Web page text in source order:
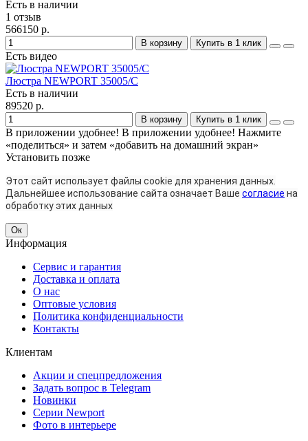
Есть в наличии
1 отзыв
566150 р.
В корзину Купить в 1 клик
Есть видео
Люстра NEWPORT 35005/C
Есть в наличии
89520 р.
В корзину Купить в 1 клик
В приложении удобнее! В приложении удобнее! Нажмите
«поделиться» и затем «добавить на домашний экран»
Установить позже
Этот сайт использует файлы cookie для хранения данных.
Дальнейшее использование сайта означает Ваше согласие на
обработку этих данных
Ок
Информация
Сервис и гарантия
Доставка и оплата
О нас
Оптовые условия
Политика конфиденциальности
Контакты
Клиентам
Акции и спецпредложения
Задать вопрос в Telegram
Новинки
Серии Newport
Фото в интерьере